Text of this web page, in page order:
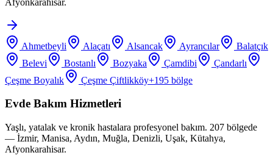
Ahmetbeyli Alaçatı Alsancak Ayrancılar
Balatçık
Belevi
Bostanlı Bozyaka Çamdibi
Çandarlı
Çeşme Boyalık
Çeşme Çiftlikköy+195 bölge
Evde Bakım Hizmetleri
Yaşlı, yatalak ve kronik hastalara profesyonel bakım. 207 bölgede
— İzmir, Manisa, Aydın, Muğla, Denizli, Uşak, Kütahya,
Afyonkarahisar.